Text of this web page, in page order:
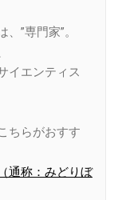
”専門家”。
イエンティス
ちらがおすす
通称：みどりぼ